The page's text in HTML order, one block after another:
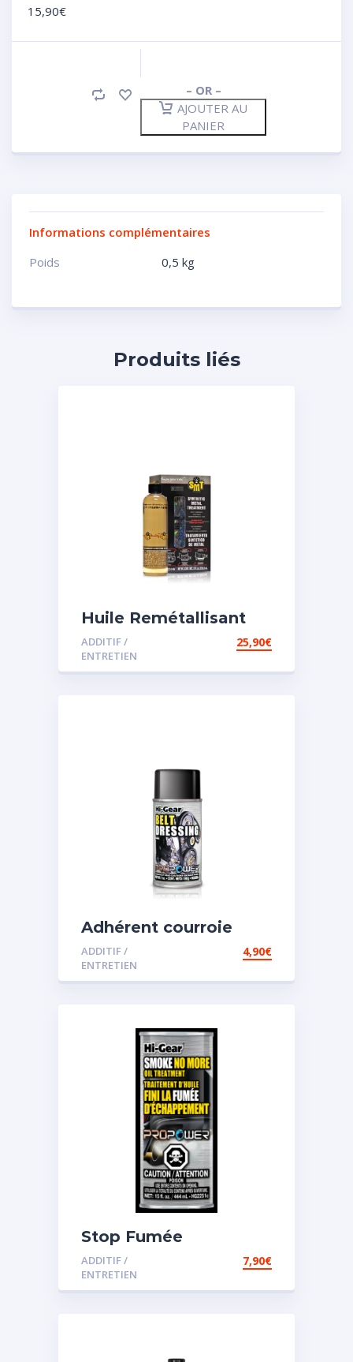
15,90€
– OR –
AJOUTER AU
PANIER
Informations complémentaires
Poids
0,5 kg
Produits liés
Huile Remétallisant
Moteur SMT2
ADDITIF /
ENTRETIEN
25,90€
Adhérent courroie
ADDITIF /
ENTRETIEN
4,90€
Stop Fumée
ADDITIF /
ENTRETIEN
7,90€